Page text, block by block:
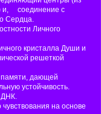
и, соединение с
Сердца.
Личного
кристалла Души и
решеткой
памяти, дающей
устойчивость.
ДНК.
на основе